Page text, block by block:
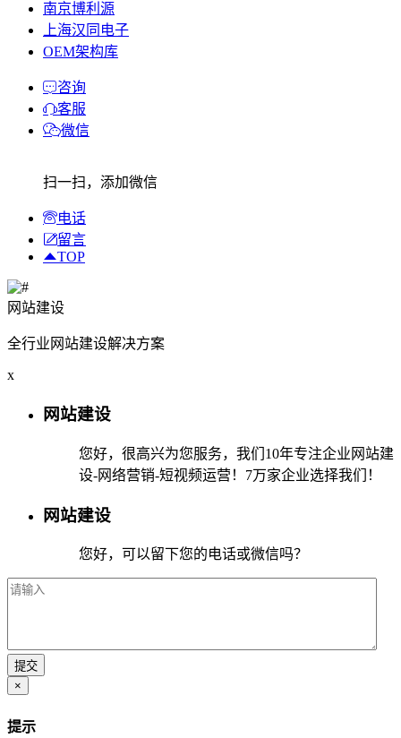
南京博利源
上海汉同电子
OEM架构库
咨询
客服
微信
扫一扫，添加微信
电话
留言
TOP
网站建设
全行业网站建设解决方案
x
网站建设
您好，很高兴为您服务，我们10年专注企业网站建
设-网络营销-短视频运营！7万家企业选择我们！
网站建设
您好，可以留下您的电话或微信吗？
×
提示